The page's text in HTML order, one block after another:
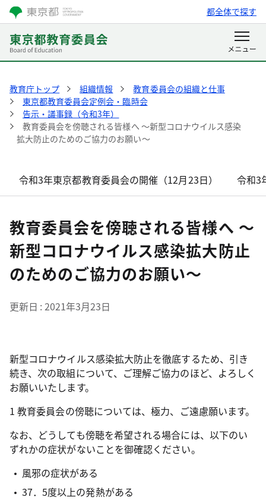
都全体で探す
教育庁トップ 組織情報
教育委員会の組織と仕事
東京都教育委員会定例会・臨時会
告示・議事録（令和3年）
教育委員会を傍聴される皆様へ ～新型コロナウイルス感染
拡大防止のためのご協力のお願い～
令和3年東京都教育委員会の開催（12月23日） 令和3
教育委員会を傍聴される皆様へ ～
新型コロナウイルス感染拡大防止
のためのご協力のお願い～
更新日 2021年3月23日
新型コロナウイルス感染拡大防止を徹底するため、引き
続き、次の取組について、ご理解ご協力のほど、よろしく
お願いいたします。
1 教育委員会の傍聴については、極力、ご遠慮願います。
なお、どうしても傍聴を希望される場合には、以下のい
ずれかの症状がないことを御確認ください。
風邪の症状がある
37．5度以上の発熱がある